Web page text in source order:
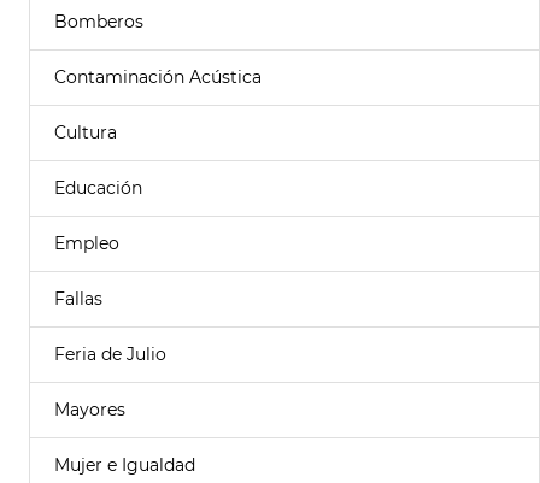
Bomberos
Contaminación Acústica
Cultura
Educación
Empleo
Fallas
Feria de Julio
Mayores
Mujer e Igualdad